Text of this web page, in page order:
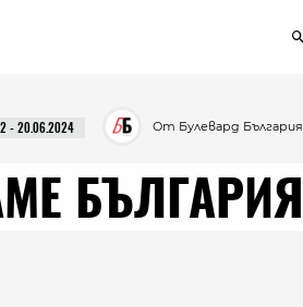
От Булевард България
- 20.06.2024
БЪЛГАРИЯ